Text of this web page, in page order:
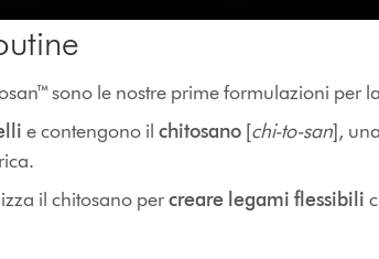
sono le nostre prime formulazioni per la
e contengono il chitosano[chi-to-san],
il chitosano percreare legami flessibili